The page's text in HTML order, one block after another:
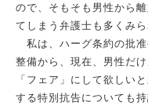
ので、そもそも男性から
てしまう弁護士も多くみら
私は、ハーグ条約の批
整備から、現在、男性だ
「フェア」にして欲しい
する特別抗告についても